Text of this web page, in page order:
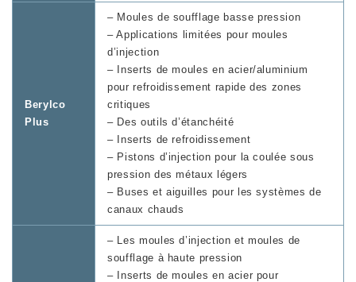
Berylco
Plus
– Moules de soufflage basse pression
– Applications limitées pour moules
d’injection
– Inserts de moules en acier/aluminium
pour refroidissement rapide des zones
critiques
– Des outils d’étanchéité
– Inserts de refroidissement
– Pistons d’injection pour la coulée sous
pression des métaux légers
– Buses et aiguilles pour les systèmes de
canaux chauds
– Les moules d’injection et moules de
soufflage à haute pression
– Inserts de moules en acier pour